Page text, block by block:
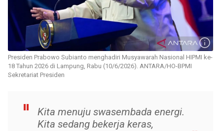
Presiden Prabowo Subianto menghadiri Musyawarah Nasional HIPMI ke-
18 Tahun 2026 di Lampung, Rabu (10/6/2026). ANTARA/HO-BPMI
Sekretariat Presiden
Kita menuju swasembada energi.
Kita sedang bekerja keras,